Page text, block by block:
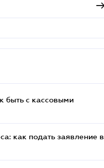
быть с кассовыми
как подать заявление в